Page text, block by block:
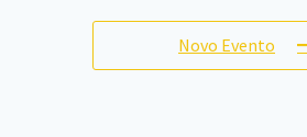
Novo Evento